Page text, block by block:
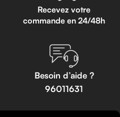
Recevez votre
commande en 24/48h
Besoin d’aide ?
96011631